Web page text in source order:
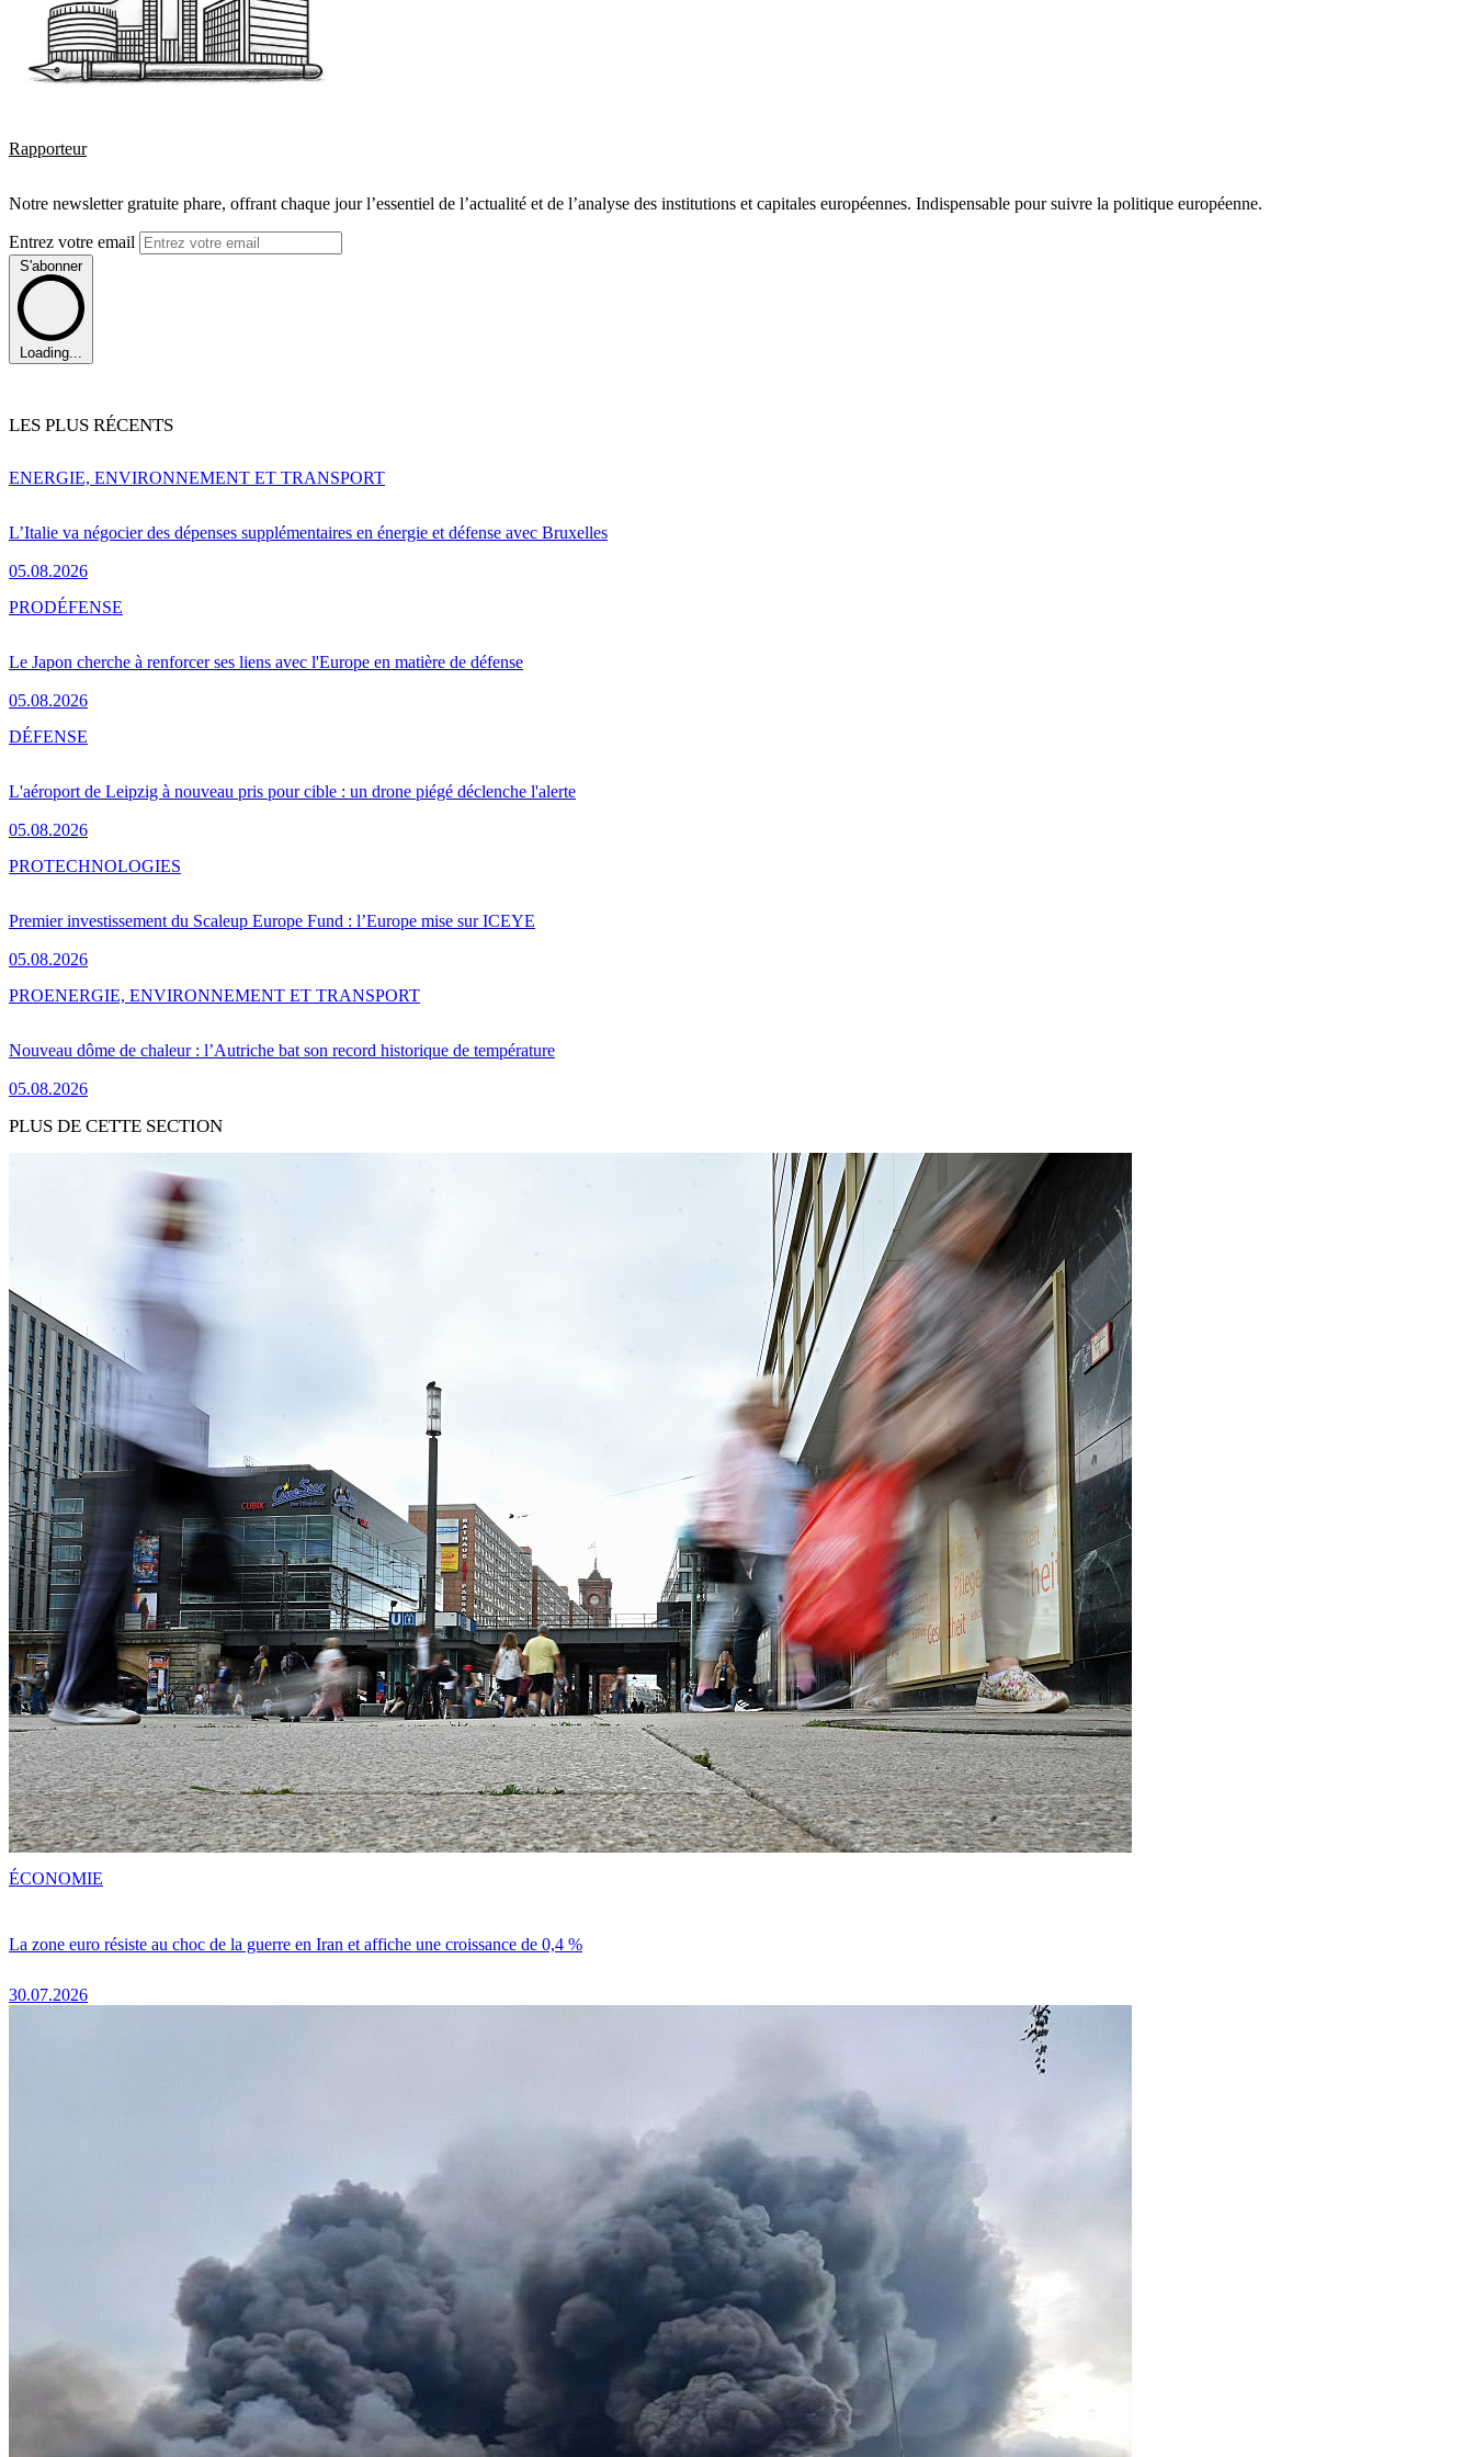
Rapporteur
Notre newsletter gratuite phare, offrant chaque jour l’essentiel de l’actualité et de l’analyse des institutions et capitales européennes. Indispensable pour suivre la politique européenne.
Entrez votre email
S'abonner
Loading...
LES PLUS RÉCENTS
L’Italie va négocier des dépenses supplémentaires en énergie et défense avec Bruxelles
05.08.2026
ENERGIE, ENVIRONNEMENT ET TRANSPORT
Le Japon cherche à renforcer ses liens avec l'Europe en matière de défense
05.08.2026
PRODÉFENSE
L'aéroport de Leipzig à nouveau pris pour cible : un drone piégé déclenche l'alerte
05.08.2026
DÉFENSE
Premier investissement du Scaleup Europe Fund : l’Europe mise sur ICEYE
05.08.2026
PROTECHNOLOGIES
Nouveau dôme de chaleur : l’Autriche bat son record historique de température
05.08.2026
PROENERGIE, ENVIRONNEMENT ET TRANSPORT
PLUS DE CETTE SECTION
La zone euro résiste au choc de la guerre en Iran et affiche une croissance de 0,4 %
30.07.2026
ÉCONOMIE